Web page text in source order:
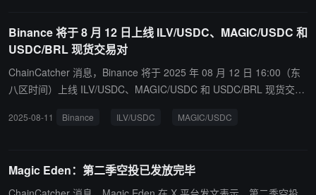
库“伊甸国库”（Garden of Eden）中。 代币回购将立即启动，NFT
回购计划从 Solana 生态系列开始，并于 2025 年内逐步扩展至比特
首席执行官 Jack Lu 表示：“通过将平台产生的一部分收入分配给代
币和 NFT 购买，我们正在使长期支持我们的创作者、收藏者与更广
阔的 ME 社区形成直接激励联动。”
Binance 将于 8 月 12 日上线 ILV/USDC、MAGIC/USDC 和
USDC/BRL 现货交易对
ChainCatcher 消息，Binance 将于 2025 年 08 月 12 日 16:00（东
八区时间）上线 ILV/USDC、MAGIC/USDC 和 USDC/BRL 现货交易
为以下交易对开放交易机器人服务： 现货算法订单：ILV/USDC、MA
2025-08-11 Binance ILV/USDC MAGIC/USDC
Magic Eden：第二季空投已发放完毕